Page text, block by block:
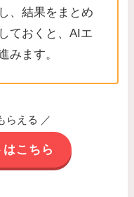
、結果をまとめ
ておくと、AIエ
みます。
らえる ／
こちら